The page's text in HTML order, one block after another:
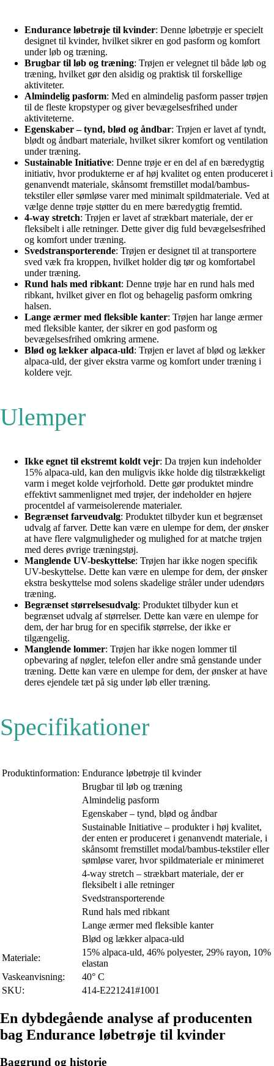
Endurance løbetrøje til kvinder: Denne løbetrøje er specielt
designet til kvinder, hvilket sikrer en god pasform og komfort
under løb og træning.
Brugbar til løb og træning: Trøjen er velegnet til både løb og
træning, hvilket gør den alsidig og praktisk til forskellige
aktiviteter.
Almindelig pasform: Med en almindelig pasform passer trøjen
til de fleste kropstyper og giver bevægelsesfrihed under
aktiviteterne.
Egenskaber – tynd, blød og åndbar: Trøjen er lavet af tyndt,
blødt og åndbart materiale, hvilket sikrer komfort og ventilation
under træning.
Sustainable Initiative: Denne trøje er en del af en bæredygtig
initiativ, hvor produkterne er af høj kvalitet og enten produceret i
genanvendt materiale, skånsomt fremstillet modal/bambus-
tekstiler eller sømløse varer med minimalt spildmateriale. Ved at
vælge denne trøje støtter du en mere bæredygtig fremtid.
4-way stretch: Trøjen er lavet af strækbart materiale, der er
fleksibelt i alle retninger. Dette giver dig fuld bevægelsesfrihed
og komfort under træning.
Svedstransporterende: Trøjen er designet til at transportere
sved væk fra kroppen, hvilket holder dig tør og komfortabel
under træning.
Rund hals med ribkant: Denne trøje har en rund hals med
ribkant, hvilket giver en flot og behagelig pasform omkring
halsen.
Lange ærmer med fleksible kanter: Trøjen har lange ærmer
med fleksible kanter, der sikrer en god pasform og
bevægelsesfrihed omkring armene.
Blød og lækker alpaca-uld: Trøjen er lavet af blød og lækker
alpaca-uld, der giver ekstra varme og komfort under træning i
koldere vejr.
Ulemper
Ikke egnet til ekstremt koldt vejr: Da trøjen kun indeholder
15% alpaca-uld, kan den muligvis ikke holde dig tilstrækkeligt
varm i meget kolde vejrforhold. Dette gør produktet mindre
effektivt sammenlignet med trøjer, der indeholder en højere
procentdel af varmeisolerende materialer.
Begrænset farveudvalg: Produktet tilbyder kun et begrænset
udvalg af farver. Dette kan være en ulempe for dem, der ønsker
at have flere valgmuligheder og mulighed for at matche trøjen
med deres øvrige træningstøj.
Manglende UV-beskyttelse: Trøjen har ikke nogen specifik
UV-beskyttelse. Dette kan være en ulempe for dem, der ønsker
ekstra beskyttelse mod solens skadelige stråler under udendørs
træning.
Begrænset størrelsesudvalg: Produktet tilbyder kun et
begrænset udvalg af størrelser. Dette kan være en ulempe for
dem, der har brug for en specifik størrelse, der ikke er
tilgængelig.
Manglende lommer: Trøjen har ikke nogen lommer til
opbevaring af nøgler, telefon eller andre små genstande under
træning. Dette kan være en ulempe for dem, der ønsker at have
deres ejendele tæt på sig under løb eller træning.
Specifikationer
Produktinformation: Endurance løbetrøje til kvinder
Brugbar til løb og træning
Almindelig pasform
Egenskaber – tynd, blød og åndbar
Sustainable Initiative – produkter i høj kvalitet,
der enten er produceret i genanvendt materiale, i
skånsomt fremstillet modal/bambus-tekstiler eller
sømløse varer, hvor spildmateriale er minimeret
4-way stretch – strækbart materiale, der er
fleksibelt i alle retninger
Svedstransporterende
Rund hals med ribkant
Lange ærmer med fleksible kanter
Blød og lækker alpaca-uld
Materiale:
15% alpaca-uld, 46% polyester, 29% rayon, 10%
elastan
Vaskeanvisning:
40° C
SKU:
414-E221241#1001
En dybdegående analyse af producenten
bag Endurance løbetrøje til kvinder
Baggrund og historie